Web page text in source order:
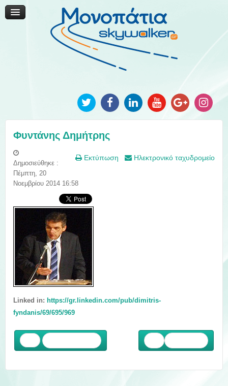
Μονοπάτια Καινοτομίας
Μονοπάτια Τοπικής Ανάπτυξης
Ανακοινώσεις
Φωτογραφίες
Φυντάνης Δημήτρης
Εκτύπωση Ηλεκτρονικό ταχυδρομείο
Δημοσιεύθηκε :
Πέμπτη, 20
Νοεμβρίου 2014 16:58
Linked in: https://gr.linkedin.com/pub/dimitris-
fyndanis/69/695/969